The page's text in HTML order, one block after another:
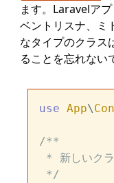
ます。Laravelア
ベントリスナ、ミ
なタイプのクラス
ることを忘れない
use App\
/**
* 新しいクラ
*/